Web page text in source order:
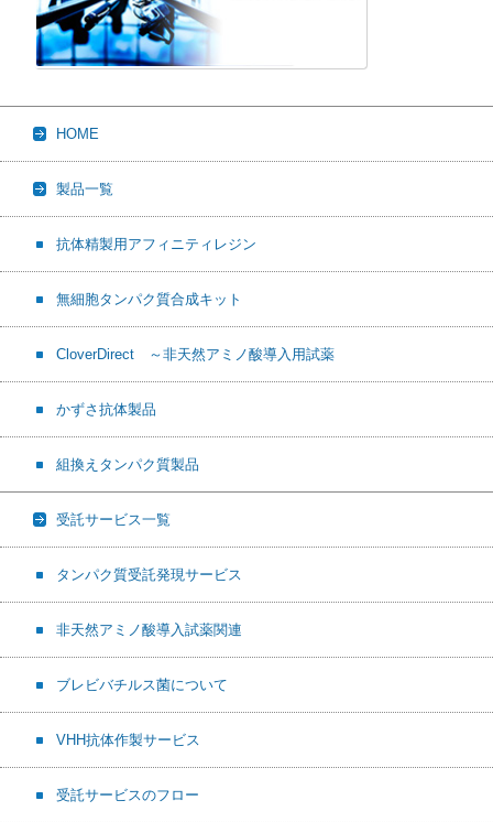
HOME
製品一覧
抗体精製用アフィニティレジン
無細胞タンパク質合成キット
CloverDirect ～非天然アミノ酸導入用試薬
かずさ抗体製品
組換えタンパク質製品
受託サービス一覧
タンパク質受託発現サービス
非天然アミノ酸導入試薬関連
ブレビバチルス菌について
VHH抗体作製サービス
受託サービスのフロー